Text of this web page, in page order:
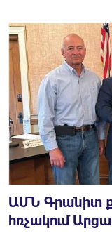
ԱՄՆ Գրանիտ
հռչակում